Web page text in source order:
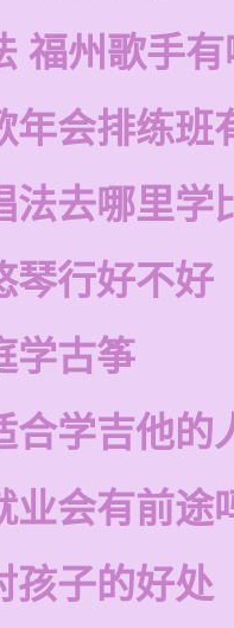
福州歌手
年会排练班
法去哪里学
琴行好不好
学古筝
合学吉他的
业会有前途
孩子的好处